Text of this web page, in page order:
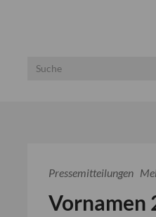
Pressemitteilungen
Vornamen